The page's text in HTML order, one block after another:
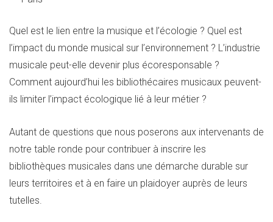
Quel est le lien entre la musique et l’écologie ? Quel est
l’impact du monde musical sur l’environnement ? L’industrie
musicale peut-elle devenir plus écoresponsable ?
Comment aujourd’hui les bibliothécaires musicaux peuvent-
ils limiter l’impact écologique lié à leur métier ?
Autant de questions que nous poserons aux intervenants de
notre table ronde pour contribuer à inscrire les
bibliothèques musicales dans une démarche durable sur
leurs territoires et à en faire un plaidoyer auprès de leurs
tutelles.